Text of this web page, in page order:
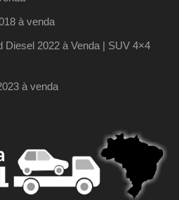
à venda
2022 à Venda | SUV 4×4
à venda